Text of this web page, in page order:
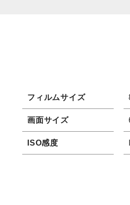
フィルムサイズ
画面サイズ
ISO感度